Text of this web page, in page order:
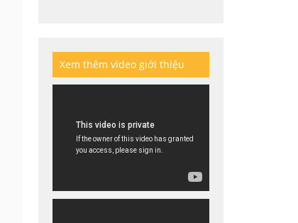
Xem thêm video giới thiệu